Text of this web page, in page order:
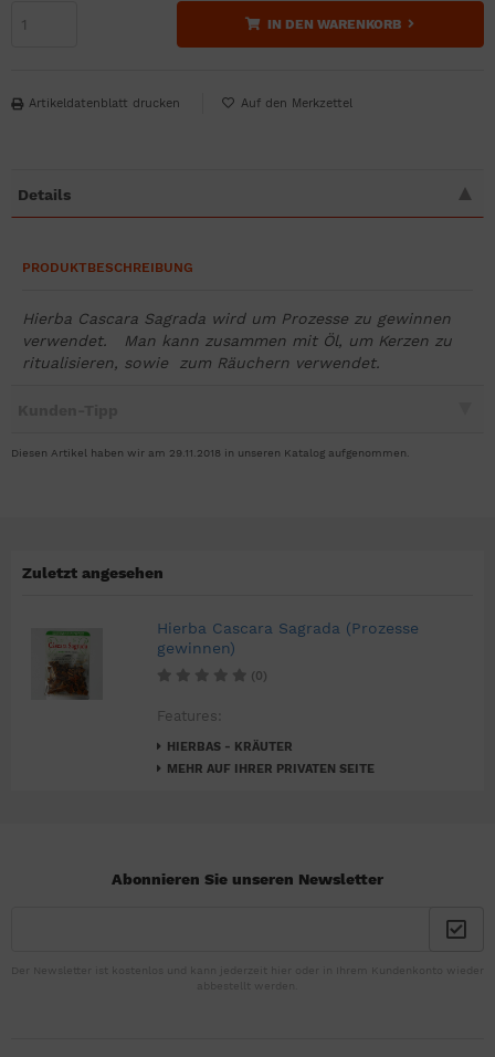
IN DEN WARENKORB
Artikeldatenblatt drucken
Details
PRODUKTBESCHREIBUNG
Hierba Cascara Sagrada wird um Prozesse zu gewinnen
verwendet. Man kann zusammen mit Öl, um Kerzen zu
ritualisieren, sowie zum Räuchern verwendet.
Diesen Artikel haben wir am 29.11.2018 in unseren Katalog aufgenommen.
Zuletzt angesehen
Hierba Cascara Sagrada (Prozesse
gewinnen)
(0)
Features:
HIERBAS - KRÄUTER
MEHR AUF IHRER PRIVATEN SEITE
Abonnieren Sie unseren Newsletter
Der Newsletter ist kostenlos und kann jederzeit hier oder in Ihrem Kundenkonto wieder
abbestellt werden.